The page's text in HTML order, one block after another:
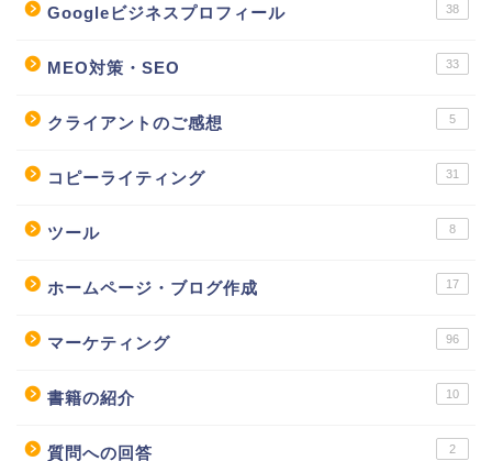
Googleビジネスプロフィール 38
MEO対策・SEO 33
クライアントのご感想 5
コピーライティング 31
ツール 8
ホームページ・ブログ作成 17
マーケティング 96
書籍の紹介 10
質問への回答 2